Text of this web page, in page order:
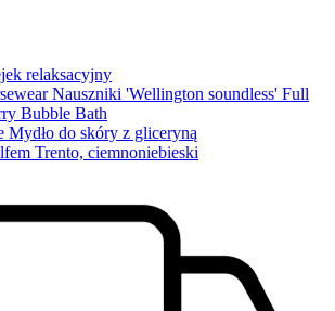
relaksacyjny
Nauszniki 'Wellington soundless' Full
Bubble Bath
Mydło do skóry z gliceryną
Trento, ciemnoniebieski